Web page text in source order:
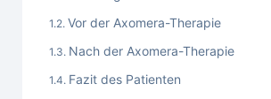
Vor der Axomera-Therapie
Nach der Axomera-Therapie
Fazit des Patienten